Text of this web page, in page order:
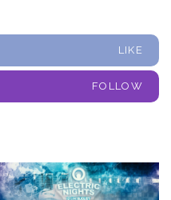
LIKE
FOLLOW